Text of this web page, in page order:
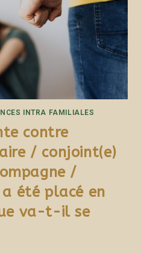
INTRA FAMILIALES
contre
/ conjoint(e)
/
été placé en
va-t-il se